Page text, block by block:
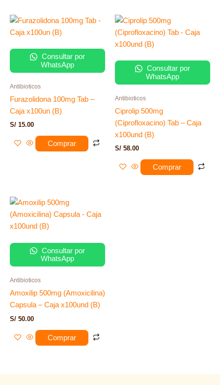
Consultar por
WhatsApp
Antibioticos
Furazolidona 100mg Tab –
Caja x100un (B)
S/ 15.00
Comprar
Consultar por
WhatsApp
Antibioticos
Ciprolip 500mg
(Ciprofloxacino) Tab – Caja
x100und (B)
S/ 58.00
Comprar
Consultar por
WhatsApp
Antibioticos
Amoxilip 500mg (Amoxicilina)
Capsula – Caja x100und (B)
S/ 50.00
Comprar